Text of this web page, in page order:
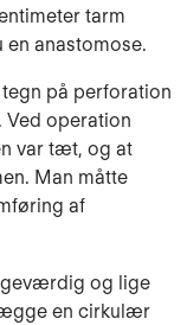
tarm
en anastomose.
på perforation
Ved operation
var tæt, og at
Man måtte
af
og lige
en cirkulær